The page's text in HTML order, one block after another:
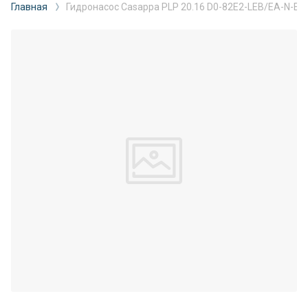
Главная Гидронасос Casappa PLP 20.16 D0-82E2-LEB/EA-N-